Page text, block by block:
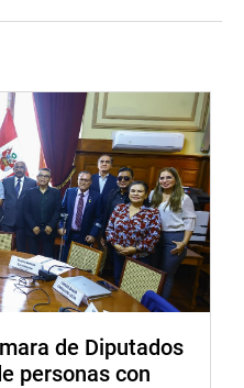
la Competencia y de la
la mayoría absoluta del
y removerlos por falta
dos disposiciones
E IMAGEN
de Diputados
personas con